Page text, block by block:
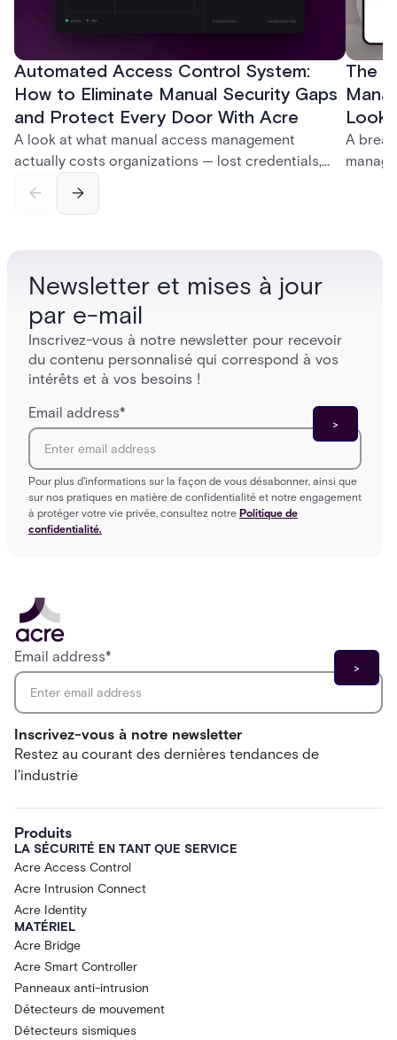
Automated Access Control System:
How to Eliminate Manual Security Gaps
and Protect Every Door With Acre
A look at what manual access management
actually costs organizations — lost credentials,
— and how Acre's automated access control
The
Look
A
Newsletter et mises à jour
par e-mail
Inscrivez-vous à notre newsletter pour recevoir
du contenu personnalisé qui correspond à vos
intérêts et à vos besoins !
Email address*
Pour plus d'informations sur la façon de vous désabonner, ainsi que
sur nos pratiques en matière de confidentialité et notre engagement
à protéger votre vie privée, consultez notre Politique de
confidentialité.
Inscrivez-vous à notre newsletter
Restez au courant des dernières tendances de
l'industrie
Email address*
Produits
LA SÉCURITÉ EN TANT QUE SERVICE
Acre Access Control
Acre Intrusion Connect
Acre Identity
MATÉRIEL
Acre Bridge
Acre Smart Controller
Panneaux anti-intrusion
Détecteurs de mouvement
Détecteurs sismiques